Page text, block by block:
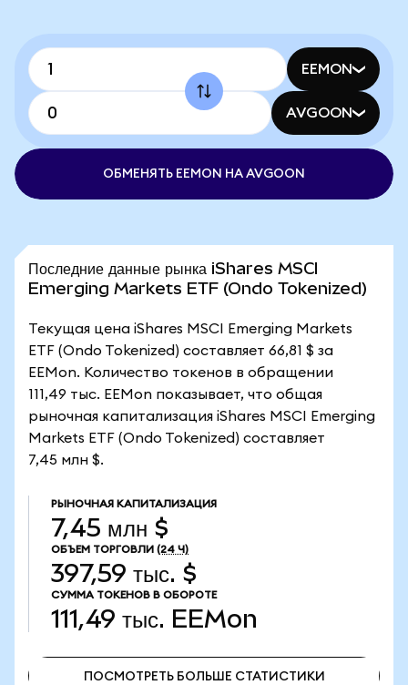
EEMON
AVGOON
ОБМЕНЯТЬ EEMON НА AVGOON
Последние данные рынка iShares MSCI
Emerging Markets ETF (Ondo Tokenized)
Текущая цена iShares MSCI Emerging Markets
ETF (Ondo Tokenized) составляет 66,81 $ за
EEMon. Количество токенов в обращении
111,49 тыс. EEMon показывает, что общая
рыночная капитализация iShares MSCI Emerging
Markets ETF (Ondo Tokenized) составляет
7,45 млн $.
РЫНОЧНАЯ КАПИТАЛИЗАЦИЯ
7,45 млн $
ОБЪЕМ ТОРГОВЛИ (24 Ч)
397,59 тыс. $
СУММА ТОКЕНОВ В ОБОРОТЕ
111,49 тыс. EEMon
ПОСМОТРЕТЬ БОЛЬШЕ СТАТИСТИКИ